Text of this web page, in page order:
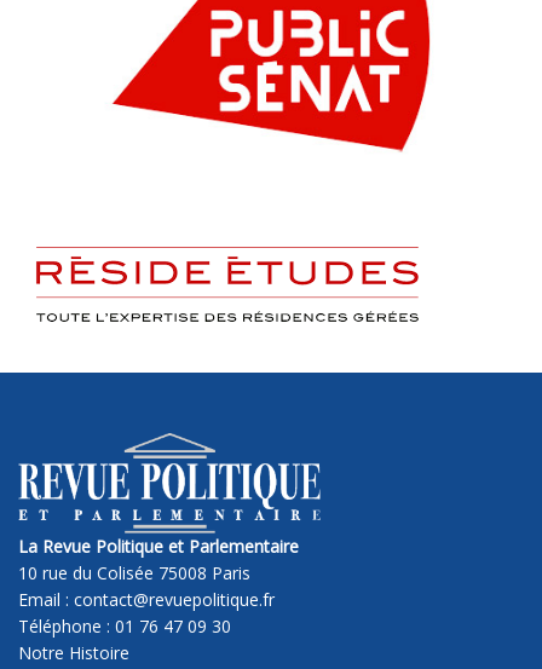
La Revue Politique et Parlementaire
10 rue du Colisée 75008 Paris
Email : contact@revuepolitique.fr
Téléphone : 01 76 47 09 30
Notre Histoire